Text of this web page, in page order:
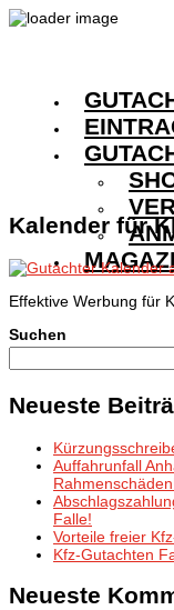
Kalender für
Effektive Werbung für
Suchen
Neueste
Auffahrunfall
Falle!
Vorteile freier
Kfz-Gutachten
Neueste